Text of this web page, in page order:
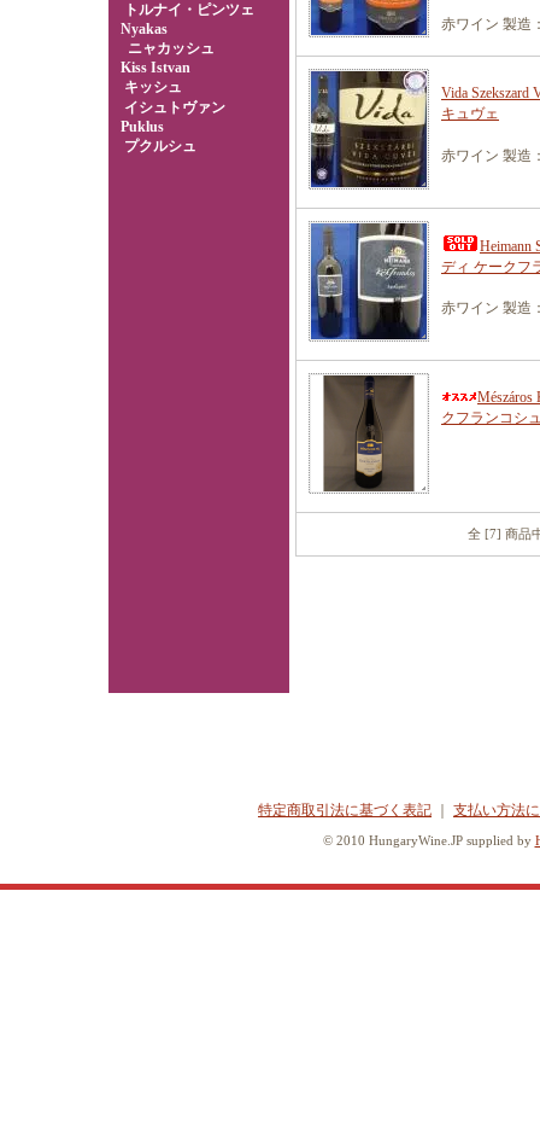
トルナイ・ピンツェ
Nyakas
ニャカッシュ
Kiss Istvan
キッシュ
イシュトヴァン
Puklus
プクルシュ
赤ワイン 製造
Vida Szekszard
キュヴェ
赤ワイン 製造
Heimann
ディ ケークフ
赤ワイン 製造
クフランコシ
全 [7] 商品
特定商取引法に基づく表記 支払い方法
© 2010 HungaryWine.JP supplied by